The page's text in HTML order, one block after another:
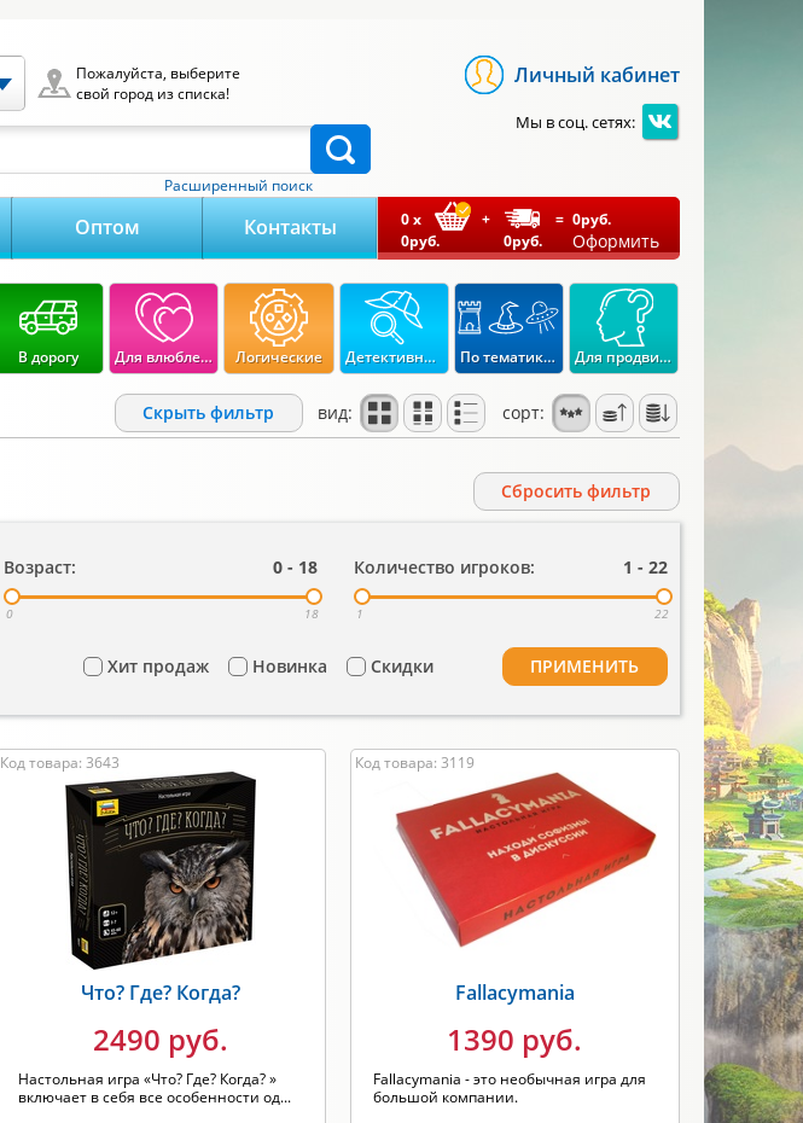
Пожалуйста, выберите
свой город из списка!
Расширенный поиск
Личный кабинет
Мы в соц. сетях:
Оптом Контакты 0x
0руб.
+
0руб.
= 0руб.
Оформить
В дорогу Для влюбленных Логические Детективные По тематикам Для продвинутых
Cбросить фильтр
Возраст: 0 - 18
0 18
Количество игроков: 1 - 22
1 22
Хит продаж Новинка Скидки ПРИМЕНИТЬ
Cкрыть фильтр вид: сорт:
Код товара: 3643
Что? Где? Когда?
2490 руб.
Настольная игра «Что? Где? Когда? »
включает в себя все особенности од...
Код товара: 3119
Fallacymania
1390 руб.
Fallacymania - это необычная игра для
большой компании.